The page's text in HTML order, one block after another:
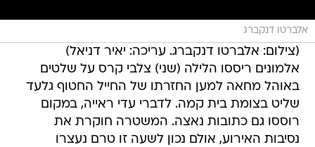
אלברטו דנקברג
(צילום: אלברטו דנקברג. עריכה: יאיר דניאל)
אלמונים ריססו הלילה (שני) צלבי קרס על שלטים
באוהל מחאה למען החזרתו של החייל החטוף גלעד
שליט בצומת בית קמה. לדברי עדי ראייה, במקום
רוססו גם כתובות נאצה. המשטרה חוקרת את
נסיבות האירוע, אולם נכון לשעה זו טרם נעצרו